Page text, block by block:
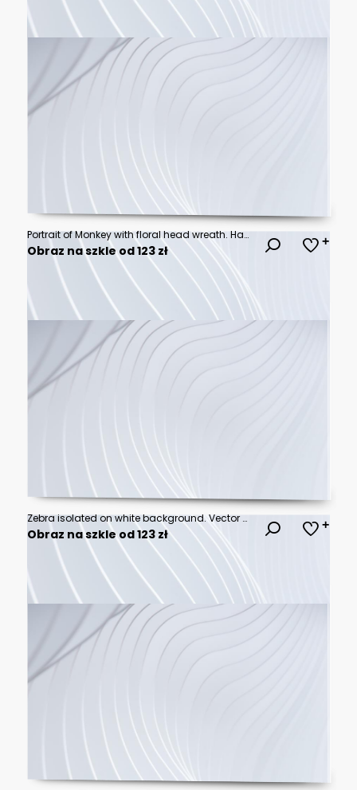
Portrait of Monkey with floral head wreath. Hand-drawn illustration of dog. Vector isolated elements.
Obraz na szkle od 123 zł
Zebra isolated on white background. Vector grunge illustration design template.
Obraz na szkle od 123 zł